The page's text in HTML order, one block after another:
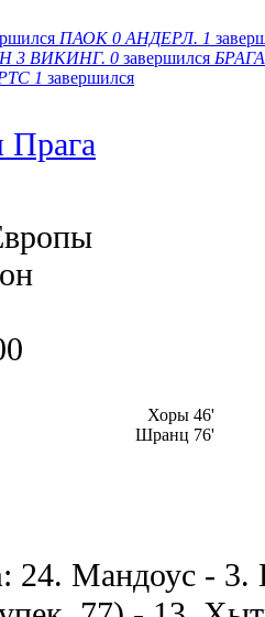
ПАОК 0 АНДЕРЛ. 1
3 ВИКИНГ. 0 завершился БРАГА
1 завершился
Прага
Хоры 46'
Шранц 76'
: 24. Мандоус - 3.